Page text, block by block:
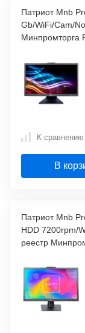
Патриот Mnb
Gb/WiFi/Cam/
Минпромторга
К сравнению
В
Патриот Mnb
HDD 7200rpm/
реестр